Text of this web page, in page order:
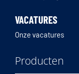
VACATURES
Onze vacatures
Producten